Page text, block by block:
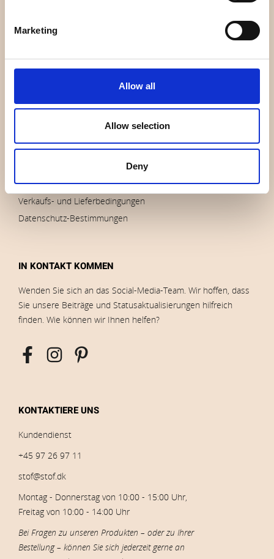
Marketing
Allow all
Allow selection
Deny
Wer sind wir
Nachricht
Impressum
Verkaufs- und Lieferbedingungen
Datenschutz-Bestimmungen
IN KONTAKT KOMMEN
Wenden Sie sich an das Social-Media-Team. Wir hoffen, dass
Sie unsere Beiträge und Statusaktualisierungen hilfreich
finden. Wie können wir Ihnen helfen?
KONTAKTIERE UNS
Kundendienst
+45 97 26 97 11
stof@stof.dk
Montag - Donnerstag von 10:00 - 15:00 Uhr,
Freitag von 10:00 - 14:00 Uhr
Bei Fragen zu unseren Produkten – oder zu Ihrer
Bestellung – können Sie sich jederzeit gerne an